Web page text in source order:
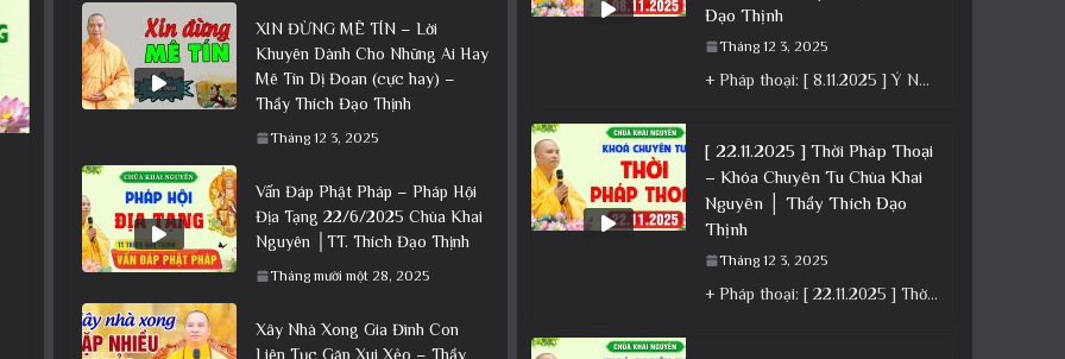
XIN ĐỪNG MÊ TÍN – Lời
Khuyên Dành Cho Những Ai Hay
Mê Tín Dị Đoan (cực hay) –
Thầy Thích Đạo Thịnh
Tháng 12 3, 2025
Vấn Đáp Phật Pháp – Pháp Hội
Địa Tạng 22/6/2025 Chùa Khai
Nguyên │TT. Thích Đạo Thịnh
Tháng mười một 28, 2025
Xây Nhà Xong Gia Đình Con
Liên Tục Gặp Xui Xẻo – Thầy
Đạo Thịnh
Tháng 12 3, 2025
+ Pháp thoại: [ 8.11.2025 ] Ý Nghĩa 12 Đại Nguyện Của Bồ Tát Quán Âm – Vía 19/9 Â.L│Thầy
[ 22.11.2025 ] Thời Pháp Thoại
– Khóa Chuyên Tu Chùa Khai
Nguyên │ Thầy Thích Đạo
Thịnh
Tháng 12 3, 2025
+ Pháp thoại: [ 22.11.2025 ] Thời Pháp Thoại – Khóa Chuyên Tu Chùa Khai Nguyên │ Thầy Thích Đạo